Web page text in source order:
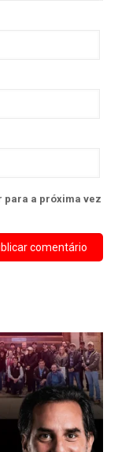
para a próxima vez